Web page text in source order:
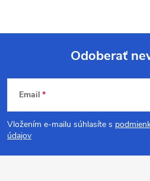
Z
á
p
Odoberať
Email
Vložením e-mailu súhlasíte s
údajov